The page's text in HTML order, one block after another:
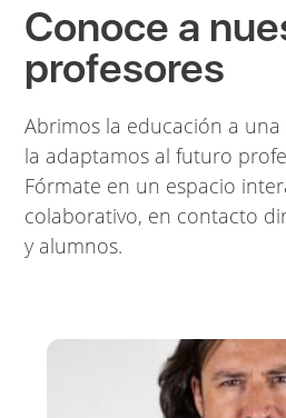
Conoce a
profesores
Abrimos la educación a
la adaptamos al futuro
Fórmate en un espacio
colaborativo, en contacto
y alumnos.